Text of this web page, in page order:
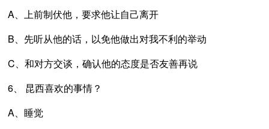
A、上前制伏他，要求他让自己离开
B、先听从他的话，以免他做出对我不利的举动
C、和对方交谈，确认他的态度是否友善再说
6、 昆西喜欢的事情？
A、睡觉